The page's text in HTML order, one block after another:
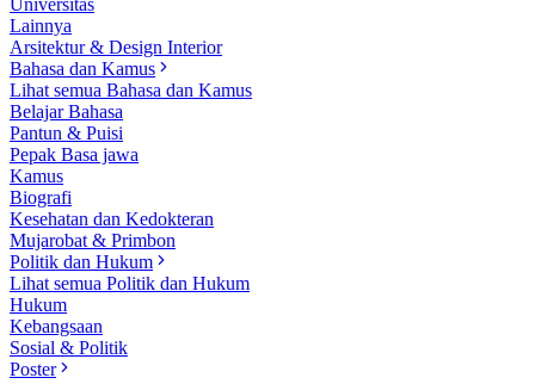
Universitas
Lainnya
Arsitektur & Design Interior
Bahasa dan Kamus
Lihat semua Bahasa dan Kamus
Belajar Bahasa
Pantun & Puisi
Pepak Basa jawa
Kamus
Biografi
Kesehatan dan Kedokteran
Mujarobat & Primbon
Politik dan Hukum
Lihat semua Politik dan Hukum
Hukum
Kebangsaan
Sosial & Politik
Poster